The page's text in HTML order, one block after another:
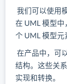
我们可以使用
在 UML 模型
个 UML 模型元
在产品中，可
结构。这些关
实现和转换。